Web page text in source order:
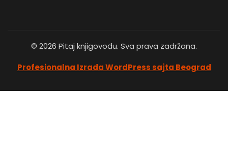
© 2026 Pitaj knjigovođu. Sva prava zadržana.
Profesionalna Izrada WordPress sajta Beograd